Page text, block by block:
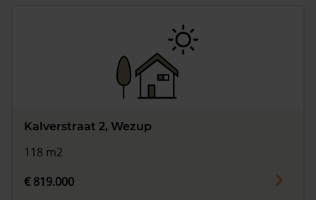
Kalverstraat 2, Wezup
118 m2
€ 819.000